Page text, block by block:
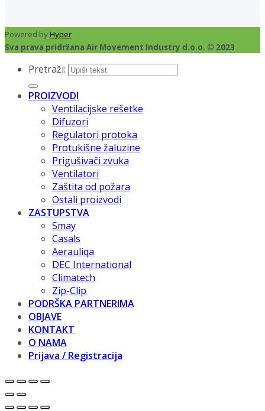
Powered byHyper
Sva prava pridržana Air Movement Industry d.o.o. © 2023
Pretraži:
PROIZVODI
Ventilacijske rešetke
Difuzori
Regulatori protoka
Protukišne žaluzine
Prigušivači zvuka
Ventilatori
Zaštita od požara
Ostali proizvodi
ZASTUPSTVA
Smay
Casals
Aerauliqa
DEC International
Climatech
Zip-Clip
PODRŠKA PARTNERIMA
OBJAVE
KONTAKT
O NAMA
Prijava / Registracija